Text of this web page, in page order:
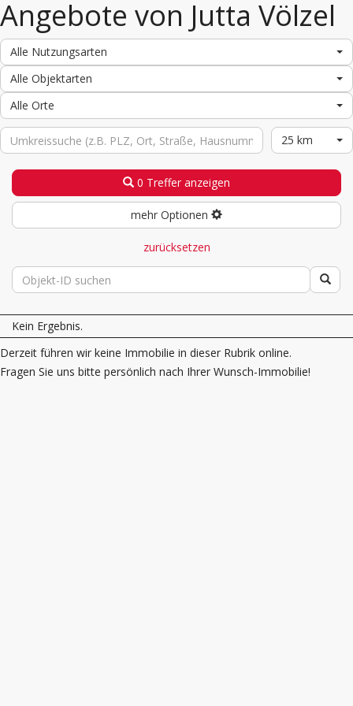
Angebote von Jutta Völzel
Alle Nutzungsarten
Alle Objektarten
Alle Orte
25 km
0 Treffer anzeigen
mehr Optionen
zurücksetzen
Kein Ergebnis.
Derzeit führen wir keine Immobilie in dieser Rubrik online.
Fragen Sie uns bitte persönlich nach Ihrer Wunsch-Immobilie!